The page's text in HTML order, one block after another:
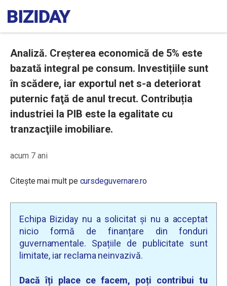
Analiză. Creșterea economică de 5% este
bazată integral pe consum. Investițiile sunt
în scădere, iar exportul net s-a deteriorat
puternic faţă de anul trecut. Contribuția
industriei la PIB este la egalitate cu
tranzacţiile imobiliare.
acum 7 ani
Citește mai mult pe cursdeguvernare.ro
Echipa Biziday nu a solicitat și nu a acceptat
nicio formă de finanțare din fonduri
guvernamentale. Spațiile de publicitate sunt
limitate, iar reclama neinvazivă.
Dacă îți place ce facem, poți contribui tu